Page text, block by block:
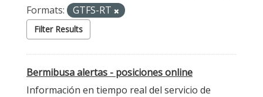
Formats:
GTFS-RT
Filter Results
Bermibusa alertas - posiciones online
Información en tiempo real del servicio de